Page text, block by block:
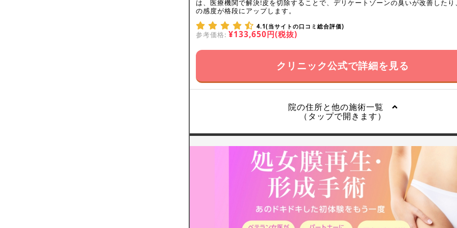
は、医療機関で解決!皮を切除することで、デリケートゾーンの臭いが改善した
の感度が格段にアップします。
4.1(当サイトの口コミ総合評価)
参考価格: ¥133,650円(税抜)
クリニック公式で詳細を見る
院の住所と他の施術一覧
（タップで開きます）